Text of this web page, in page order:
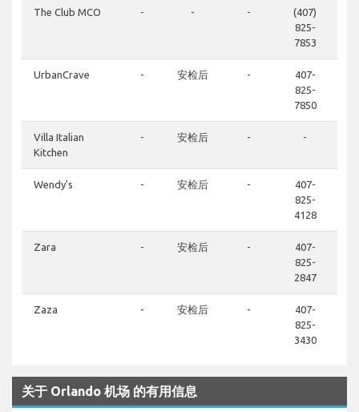
The Club MCO - - -
(407)
825-
7853
UrbanCrave - 安检后 -
407-
825-
7850
Villa Italian
Kitchen
- 安检后 - -
Wendy's - 安检后 -
407-
825-
4128
Zara - 安检后 -
407-
825-
2847
Zaza - 安检后 -
407-
825-
3430
关于 Orlando 机场 的有用信息